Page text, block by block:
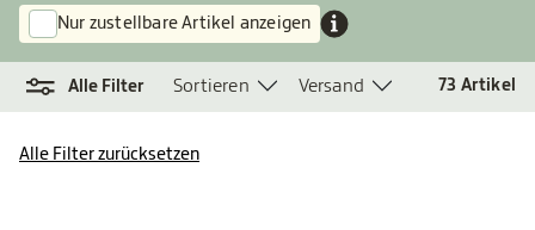
Nur zustellbare Artikel anzeigen
Alle Filter Sortieren Versand 73 Artikel
Alle Filter zurücksetzen